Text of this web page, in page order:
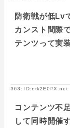
防衛戦が低Lv
カンスト間際
テンツって実
363: ID:ntk2E0PX.net
コンテンツ不
して同時開催